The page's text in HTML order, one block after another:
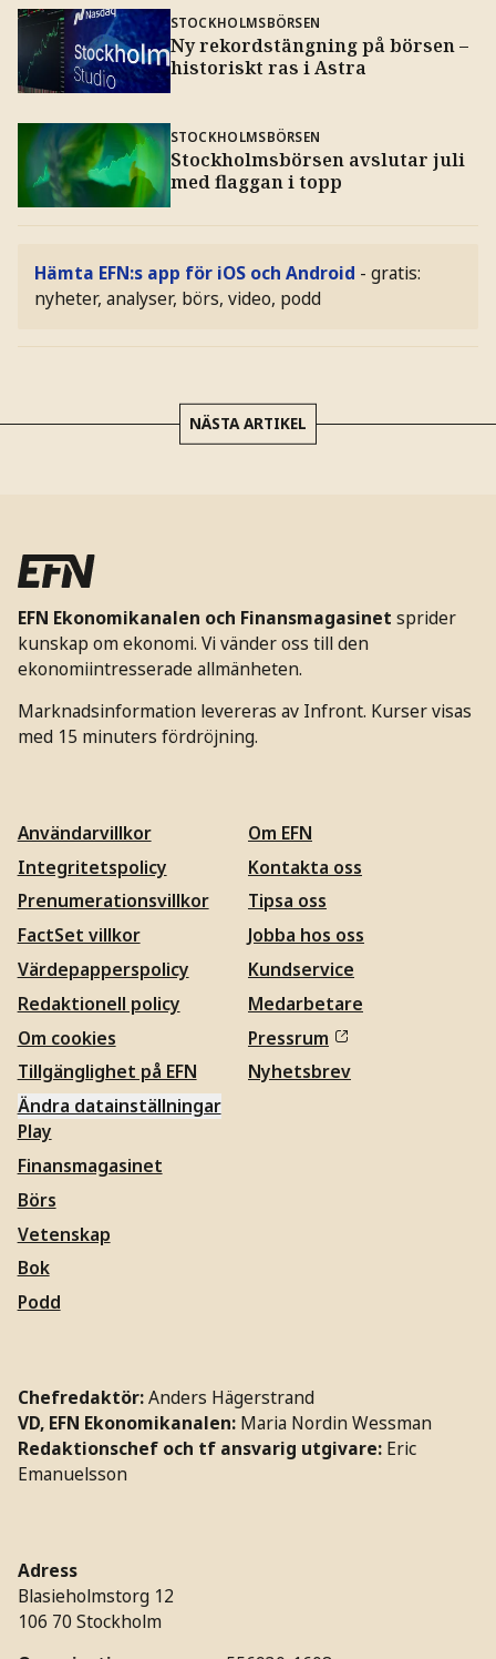
STOCKHOLMSBÖRSEN
Ny rekordstängning på börsen –
historiskt ras i Astra
STOCKHOLMSBÖRSEN
Stockholmsbörsen avslutar juli
med flaggan i topp
Hämta EFN:s app för iOS och Android - gratis:
nyheter, analyser, börs, video, podd
NÄSTA ARTIKEL
EFN Ekonomikanalen och Finansmagasinet sprider
kunskap om ekonomi. Vi vänder oss till den
ekonomiintresserade allmänheten.
Marknadsinformation levereras av Infront. Kurser visas
med 15 minuters fördröjning.
Användarvillkor
Integritetspolicy
Prenumerationsvillkor
FactSet villkor
Värdepapperspolicy
Redaktionell policy
Om cookies
Tillgänglighet på EFN
Ändra datainställningar
Om EFN
Kontakta oss
Tipsa oss
Jobba hos oss
Kundservice
Medarbetare
Pressrum
Nyhetsbrev
Play
Finansmagasinet
Börs
Vetenskap
Bok
Podd
Chefredaktör:Anders Hägerstrand
VD, EFN Ekonomikanalen: Maria Nordin Wessman
Redaktionschef och tf ansvarig utgivare: Eric
Emanuelsson
Adress
Blasieholmstorg 12
106 70 Stockholm